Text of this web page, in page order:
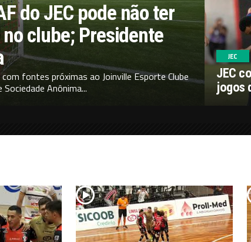
do JEC pode não ter
no clube; Presidente
fontes próximas ao Joinville Esporte Clube
Anônima...
JEC
JEC
jogos